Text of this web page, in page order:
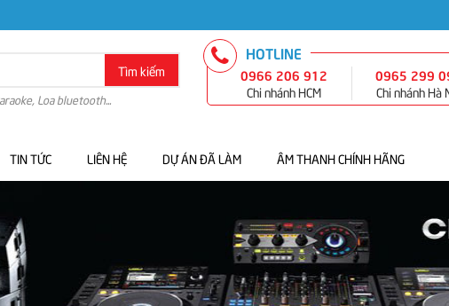
Tìm kiếm
Loa bluetooth...
HOTLINE
0966 206 912
Chi nhánh HCM
0965 299
Chi nhánh Hà
TIN TỨC LIÊN HỆ DỰ ÁN ĐÃ LÀM ÂM THANH CHÍNH HÃNG